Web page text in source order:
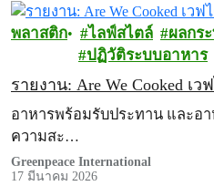
พลาสติก ไลฟ์สไตล์
ผลกร
ปฏิวัติระบบอาหาร
รายงาน: Are We Cooked เ
อาหารพร้อมรับประทาน และอ
ความสะ…
Greenpeace International
17 มีนาคม 2026